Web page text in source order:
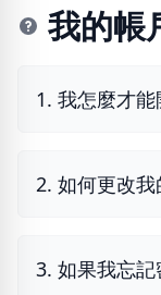
我的帳
1. 我怎麼才能
2. 如何更改我
3. 如果我忘記